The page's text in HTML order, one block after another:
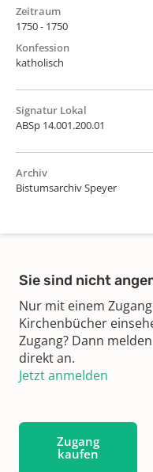
Zeitraum
1750 - 1750
Konfession
katholisch
Signatur Lokal
ABSp 14.001.200.01
Archiv
Bistumsarchiv Speyer
Sie sind nicht
Nur mit einem
Kirchenbücher
Zugang? Dann
direkt an.
Jetzt anmelden
Zugang
kaufen